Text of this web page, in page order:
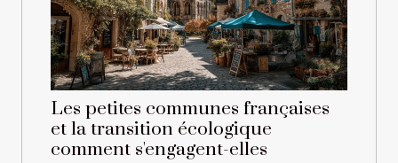
Les petites communes françaises
et la transition écologique
comment s'engagent-elles